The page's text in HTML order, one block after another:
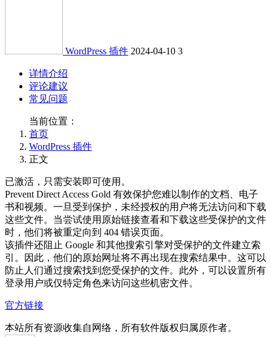
WordPress 插件 2024-04-10 3
详情介绍
评论建议
常见问题
当前位置：
首页
WordPress 插件
正文
已激活，只需安装即可使用。
Prevent Direct Access Gold 有效保护您难以制作的文档、电子
书和视频。一旦受到保护，未经授权的用户将无法访问和下载
这些文件。当尝试使用原始链接查看和下载这些受保护的文件
时，他们将被重定向到 404 错误页面。
该插件还阻止 Google 和其他搜索引擎对受保护的文件建立索
引。因此，他们的原始网址将不再出现在搜索结果中。这可以
防止人们通过搜索找到您受保护的文件。此外，可以设置所有
登录用户或仅特定角色来访问这些机密文件。
官方链接
本站所有资源收集自网络，所有软件版权归属原作者。